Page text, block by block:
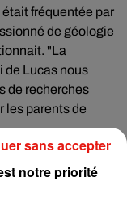
fréquentée par
de géologie
"La
de Lucas nous
de recherches
les parents de
silence, autrefois
de nous
notre priorité
sans accepter